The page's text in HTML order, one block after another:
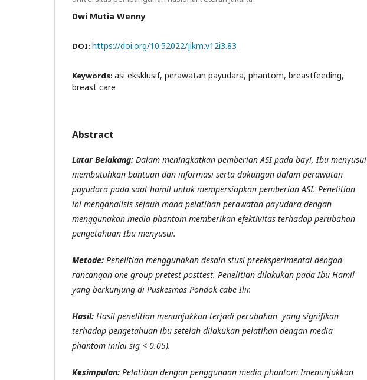
Dwi Mutia Wenny
DOI: https://doi.org/10.52022/jikm.v12i3.83
Keywords: asi eksklusif, perawatan payudara, phantom, breastfeeding,
breast care
Abstract
Latar Belakang: Dalam meningkatkan pemberian ASI pada bayi, Ibu menyusui
membutuhkan bantuan dan informasi serta dukungan dalam perawatan
payudara pada saat hamil untuk mempersiapkan pemberian ASI. Penelitian
ini menganalisis sejauh mana pelatihan perawatan payudara dengan
menggunakan media phantom memberikan efektivitas terhadap perubahan
pengetahuan Ibu menyusui.
Metode: Penelitian menggunakan desain stusi preeksperimental dengan
rancangan one group pretest posttest. Penelitian dilakukan pada Ibu Hamil
yang berkunjung di Puskesmas Pondok cabe Ilir.
Hasil: Hasil penelitian menunjukkan terjadi perubahan yang signifikan
terhadap pengetahuan ibu setelah dilakukan pelatihan dengan media
phantom (nilai sig < 0.05).
Kesimpulan: Pelatihan dengan penggunaan media phantom Imenunjukkan